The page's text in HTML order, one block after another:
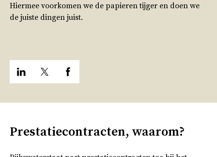
Hiermee voorkomen we de papieren tijger en doen we
de juiste dingen juist.
Prestatiecontracten, waarom?